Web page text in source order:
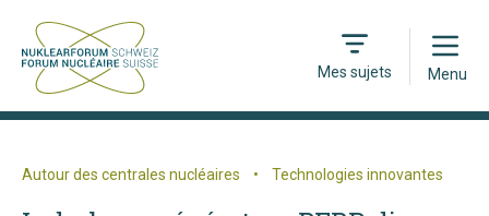
Mes sujets
Open
Menu
Autour des centrales nucléaires • Technologies innovantes